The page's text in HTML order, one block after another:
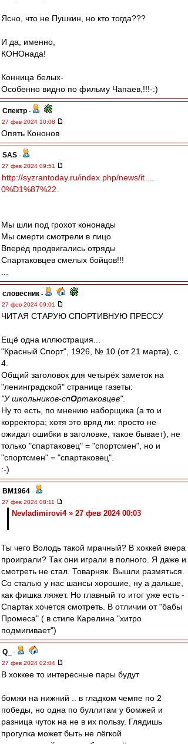
Ясно, что не Пушкин, но кто тогда???
И да, именно,
КОНОнада!
Конница белых-
Особенно видно по фильму Чапаев,!!!-:)
Спектр -
27 фев 2024 10:08
Опять Кононов
SAS -
27 фев 2024 09:51
http://syzrantoday.ru/index.php/news/it ...
0%D1%87%22
Мы шли под грохот кононады
Мы смерти смотрели в лицо
Вперёд продвигались отряды
Спартаковцев смелых бойцов!!!
словесник -
27 фев 2024 09:01
ЧИТАЯ СТАРУЮ СПОРТИВНУЮ ПРЕССУ
Ещё одна иллюстрация...
"Красный Спорт", 1926, № 10 (от 21 марта), с.
4.
Общий заголовок для четырёх заметок на
"ленинградской" странице газеты:
"У школьников-спОртаковцев".
Ну то есть, по мнению наборщика (а то и
корректора; хотя это вряд ли: просто не
ожидал ошибки в заголовке, такое бывает), не
только "спартаковец" = "спортсмен", но и
"спортсмен" = "спартаковец".
:-)
BM1964 -
27 фев 2024 08:11
Nevladimirovi4 » 27 фев 2024 00:03
Ты чего Володь такой мрачный? В хоккей вчера
проиграли? Так они играли в полного. Я даже и
смотреть не стал. Товарняк. Вышли размяться.
Со сталью у нас шансы хорошие, ну а дальше,
как фишка ляжет. Но главный то итог уже есть -
Спартак хочется смотреть. В отличии от "бабы
Промеса" ( в стиле Карелина "хитро
подмигивает")
Q_
-
27 фев 2024 02:04
В хоккее то интересные пары будут
бомжи на нижний .. в гладком чемпе по 2
победы, но одна по буллитам у бомжей и
разница чуток на не в их пользу. Глядишь
прогулка может быть не лёгкой